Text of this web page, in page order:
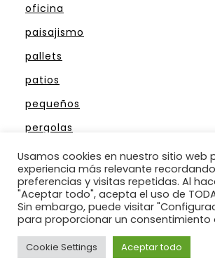
oficina
paisajismo
pallets
patios
pequeños
pergolas
piedras
piscinas
plantas ornamentales
reciclaje
rocas
Usamos cookies en nuestro sitio web
experiencia más relevante
preferencias y visitas repetidas. Al
"Aceptar todo", acepta el uso de
Sin embargo, puede visitar
para proporcionar un consentimiento
Cookie Settings Aceptar todo